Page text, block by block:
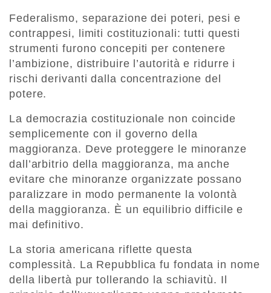
Federalismo, separazione dei poteri, pesi e
contrappesi, limiti costituzionali: tutti questi
strumenti furono concepiti per contenere
l’ambizione, distribuire l’autorità e ridurre i
rischi derivanti dalla concentrazione del
potere.
La democrazia costituzionale non coincide
semplicemente con il governo della
maggioranza. Deve proteggere le minoranze
dall’arbitrio della maggioranza, ma anche
evitare che minoranze organizzate possano
paralizzare in modo permanente la volontà
della maggioranza. È un equilibrio difficile e
mai definitivo.
La storia americana riflette questa
complessità. La Repubblica fu fondata in nome
della libertà pur tollerando la schiavitù. Il